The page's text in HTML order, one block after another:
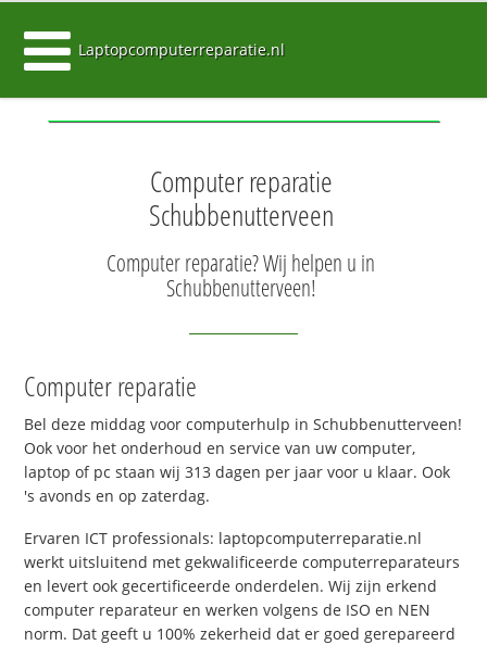
Laptopcomputerreparatie.nl
Computer reparatie
Schubbenutterveen
Computer reparatie? Wij helpen u in
Schubbenutterveen!
Computer reparatie
Bel deze middag voor computerhulp in Schubbenutterveen!
Ook voor het onderhoud en service van uw computer,
laptop of pc staan wij 313 dagen per jaar voor u klaar. Ook
's avonds en op zaterdag.
Ervaren ICT professionals: laptopcomputerreparatie.nl
werkt uitsluitend met gekwalificeerde computerreparateurs
en levert ook gecertificeerde onderdelen. Wij zijn erkend
computer reparateur en werken volgens de ISO en NEN
norm. Dat geeft u 100% zekerheid dat er goed gerepareerd